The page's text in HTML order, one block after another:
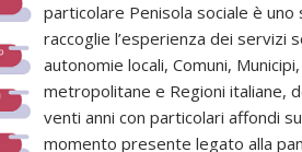
particolare Penisola sociale è uno
raccoglie l’esperienza dei servizi
autonomie locali, Comuni,
metropolitane e Regioni italiane,
venti anni con particolari affondi
momento presente legato alla